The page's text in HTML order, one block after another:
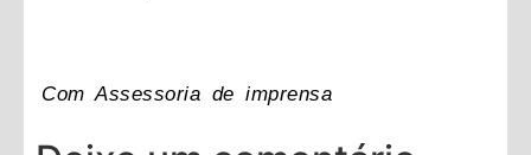
Com Assessoria de imprensa